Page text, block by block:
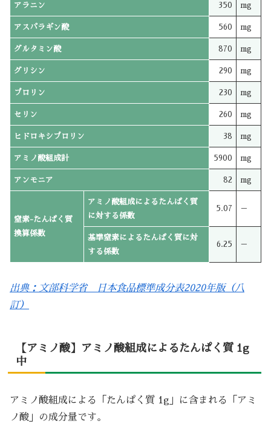
アラニン 350 mg
アスパラギン酸 560 mg
グルタミン酸 870 mg
グリシン 290 mg
プロリン 230 mg
セリン 260 mg
ヒドロキシプロリン 38 mg
アミノ酸組成計 5900 mg
アンモニア 82 mg
窒素-たんぱく質
換算係数
アミノ酸組成によるたんぱく質
に対する係数
5.07 －
基準窒素によるたんぱく質に対
する係数
6.25 －
出典：文部科学省 日本食品標準成分表2020年版（八
訂）
【アミノ酸】アミノ酸組成によるたんぱく質 1g
中
アミノ酸組成による「たんぱく質 1g」に含まれる「アミ
ノ酸」の成分量です。